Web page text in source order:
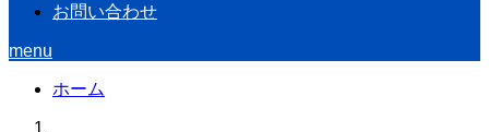
お問い合わせ
menu
ホーム